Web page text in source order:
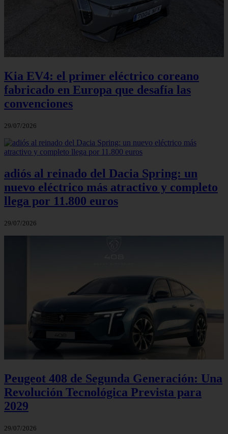
Kia EV4: el primer eléctrico coreano
fabricado en Europa que desafía las
convenciones
29/07/2026
adiós al reinado del Dacia Spring: un
nuevo eléctrico más atractivo y completo
llega por 11.800 euros
29/07/2026
Peugeot 408 de Segunda Generación: Una
Revolución Tecnológica Prevista para
2029
29/07/2026